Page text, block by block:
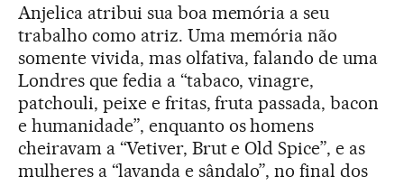
Anjelica atribui sua boa memória a seu
trabalho como atriz. Uma memória não
somente vivida, mas olfativa, falando de uma
Londres que fedia a “tabaco, vinagre,
patchouli, peixe e fritas, fruta passada, bacon
e humanidade”, enquanto os homens
cheiravam a “Vetiver, Brut e Old Spice”, e as
mulheres a “lavanda e sândalo”, no final dos